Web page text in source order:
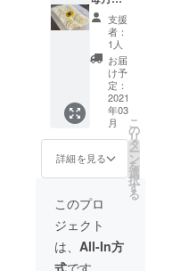
・茶び
んのオ
リジナ
ルス
テッ
カー
（７cm
直径）
・お礼
のメー
ル
援・お
届け
コー
ス】 ・
茶びん
の冷凍
餃子
（４人
前）を
毎月お
届け
（１２
ケ月）
２０
２１年
３月か
ら１年
間とな
支援
者：
1人
お届
け予
定：
2021
年03
月
詳細を見る
こ
の
リ
タ
ー
ン
を
選
択
す
る
このプロ
ジェクト
は、 All-In方
式です。